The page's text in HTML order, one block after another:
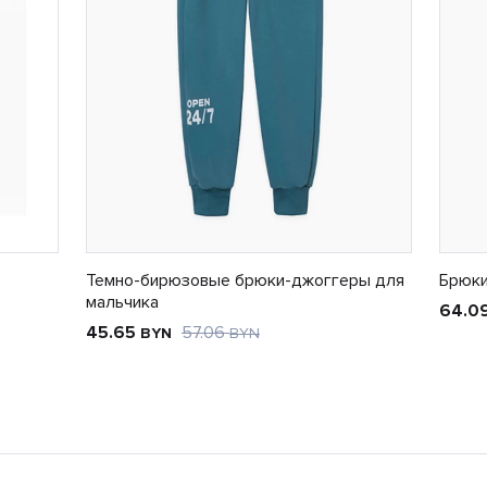
Темно-бирюзовые брюки-джоггеры для
мальчика
45.65 BYN 57.06BYN